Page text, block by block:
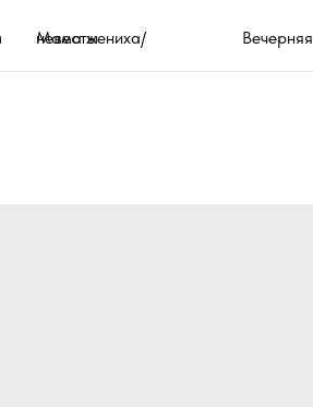
Вечерняя коллекция
Мама жениха/невесты